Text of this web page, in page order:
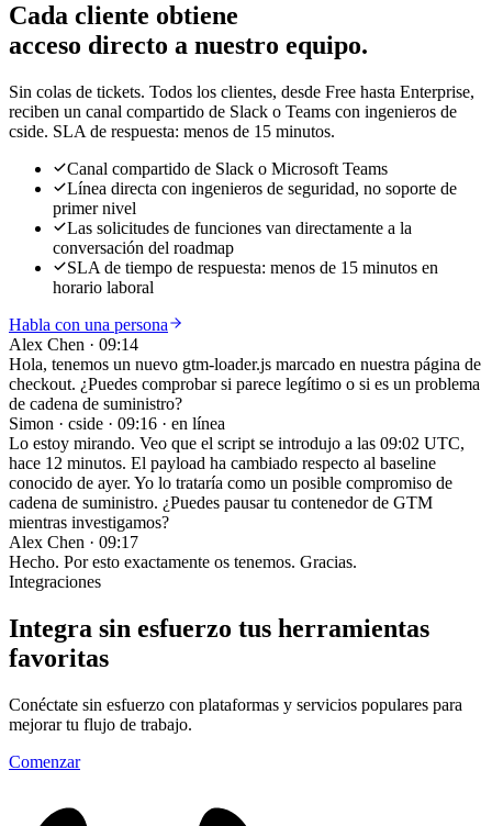
Cada cliente obtiene
acceso directo a nuestro equipo.
Sin colas de tickets. Todos los clientes, desde Free hasta Enterprise,
reciben un canal compartido de Slack o Teams con ingenieros de
cside. SLA de respuesta: menos de 15 minutos.
Canal compartido de Slack o Microsoft Teams
Línea directa con ingenieros de seguridad, no soporte de
primer nivel
Las solicitudes de funciones van directamente a la
conversación del roadmap
SLA de tiempo de respuesta: menos de 15 minutos en
horario laboral
Habla con una persona
Alex Chen · 09:14
Hola, tenemos un nuevo gtm-loader.js marcado en nuestra página de
checkout. ¿Puedes comprobar si parece legítimo o si es un problema
de cadena de suministro?
Simon · cside · 09:16 · en línea
Lo estoy mirando. Veo que el script se introdujo a las 09:02 UTC,
hace 12 minutos. El payload ha cambiado respecto al baseline
conocido de ayer. Yo lo trataría como un posible compromiso de
cadena de suministro. ¿Puedes pausar tu contenedor de GTM
mientras investigamos?
Alex Chen · 09:17
Hecho. Por esto exactamente os tenemos. Gracias.
Integraciones
Integra sin esfuerzo tus herramientas
favoritas
Conéctate sin esfuerzo con plataformas y servicios populares para
mejorar tu flujo de trabajo.
Comenzar